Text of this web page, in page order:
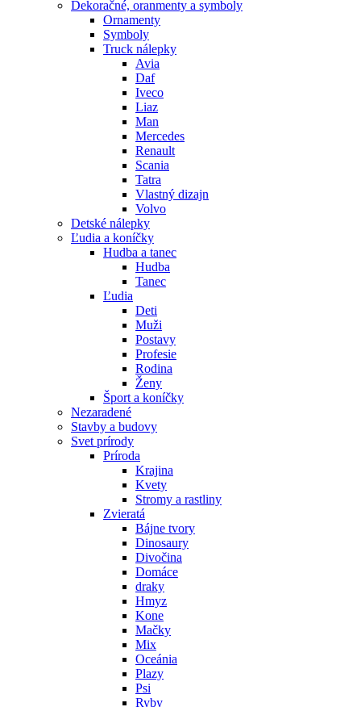
Dekoračné, oranmenty a symboly
Ornamenty
Symboly
Truck nálepky
Avia
Daf
Iveco
Liaz
Man
Mercedes
Renault
Scania
Tatra
Vlastný dizajn
Volvo
Detské nálepky
Ľudia a koníčky
Hudba a tanec
Hudba
Tanec
Ľudia
Deti
Muži
Postavy
Profesie
Rodina
Ženy
Šport a koníčky
Nezaradené
Stavby a budovy
Svet prírody
Príroda
Krajina
Kvety
Stromy a rastliny
Zvieratá
Bájne tvory
Dinosaury
Divočina
Domáce
draky
Hmyz
Kone
Mačky
Mix
Oceánia
Plazy
Psi
Ryby